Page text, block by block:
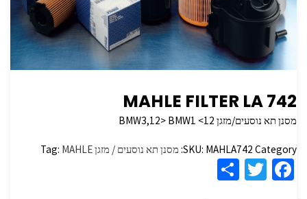
MAHLE FILTER LA 742
מסנן תא נוסעים/מזגן BMW3,12> BMW1 <12
SKU: MAHLA742 Category: מסנן תא נוסעים / מזגן Tag: MAHLE
Fa
T